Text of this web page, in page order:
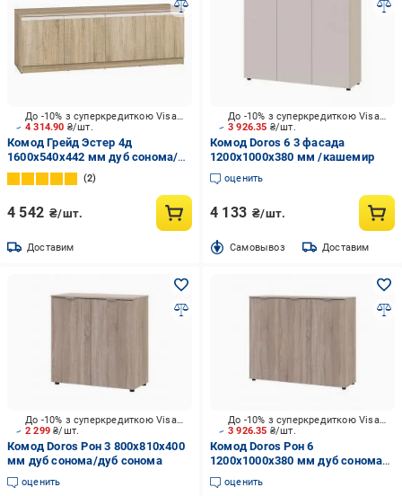
4 314.90 ₴/шт.
До -10% з суперкредиткою Visa Вигода
Комод Грейд Эстер 4д
1600x540x442 мм дуб сонома/
дуб сонома
2
4 542 ₴/шт.
Доставим
3 926.35 ₴/шт.
До -10% з суперкредиткою Visa Вигода
Комод Doros 6 3 фасада
1200x1000x380 мм /кашемир
оценить
4 133 ₴/шт.
Cамовывоз Доставим
2 299₴/шт.
До -10% з суперкредиткою Visa Вигода
Комод Doros Рон 3 800x810x400
мм дуб сонома/дуб сонома
оценить
3 926.35 ₴/шт.
До -10% з суперкредиткою Visa Вигода
Комод Doros Рон 6
1200x1000x380 мм дуб сонома/
дуб сонома
оценить